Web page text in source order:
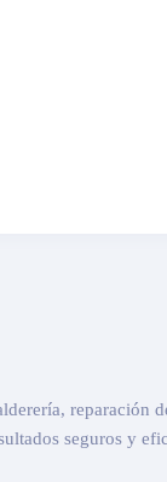
reparación
seguros y